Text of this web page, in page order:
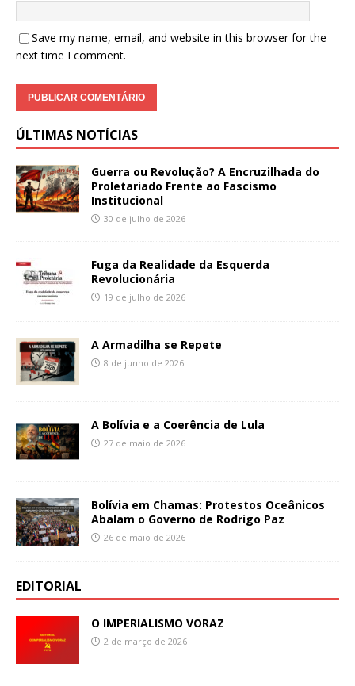
Save my name, email, and website in this browser for the
next time I comment.
ÚLTIMAS NOTÍCIAS
Guerra ou Revolução? A Encruzilhada do
Proletariado Frente ao Fascismo
Institucional
30 de julho de 2026
Fuga da Realidade da Esquerda
Revolucionária
19 de julho de 2026
A Armadilha se Repete
8 de junho de 2026
A Bolívia e a Coerência de Lula
27 de maio de 2026
Bolívia em Chamas: Protestos Oceânicos
Abalam o Governo de Rodrigo Paz
26 de maio de 2026
EDITORIAL
O IMPERIALISMO VORAZ
2 de março de 2026